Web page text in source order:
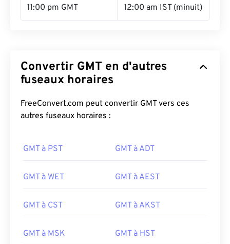
11:00 pm GMT 12:00 am IST (minuit)
Convertir GMT en d'autres
fuseaux horaires
FreeConvert.com peut convertir GMT vers ces
autres fuseaux horaires :
GMT à PST GMT à ADT
GMT à WET GMT à AEST
GMT à CST GMT à AKST
GMT à MSK GMT à HST